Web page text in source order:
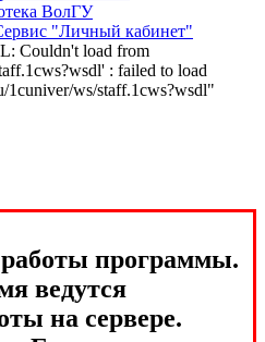
ВолГУ
"Личный кабинет"
Couldn't load from
: failed to load
1cuniver/ws/staff.1cws?wsdl"
программы.
ведутся
на сервере.